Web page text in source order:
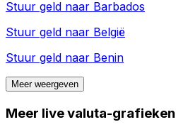
Stuur geld naar Barbados
Stuur geld naar België
Stuur geld naar Benin
Meer weergeven
Meer live valuta-grafieken